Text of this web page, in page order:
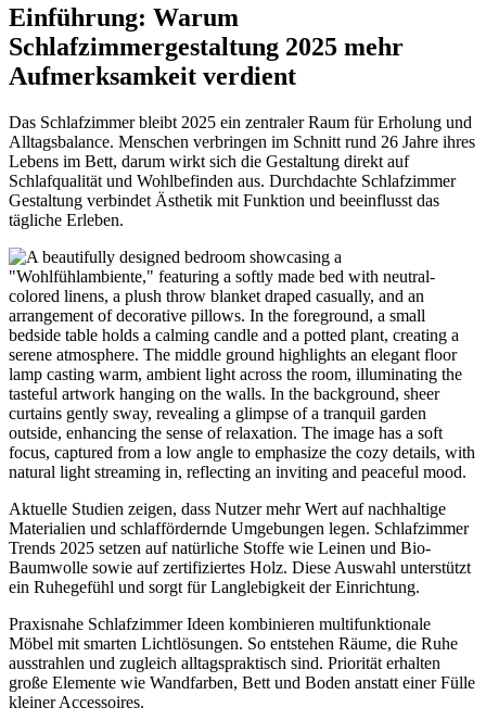
Einführung: Warum
Schlafzimmergestaltung 2025 mehr
Aufmerksamkeit verdient
Das Schlafzimmer bleibt 2025 ein zentraler Raum für Erholung und
Alltagsbalance. Menschen verbringen im Schnitt rund 26 Jahre ihres
Lebens im Bett, darum wirkt sich die Gestaltung direkt auf
Schlafqualität und Wohlbefinden aus. Durchdachte Schlafzimmer
Gestaltung verbindet Ästhetik mit Funktion und beeinflusst das
tägliche Erleben.
Aktuelle Studien zeigen, dass Nutzer mehr Wert auf nachhaltige
Materialien und schlaffördernde Umgebungen legen. Schlafzimmer
Trends 2025 setzen auf natürliche Stoffe wie Leinen und Bio-
Baumwolle sowie auf zertifiziertes Holz. Diese Auswahl unterstützt
ein Ruhegefühl und sorgt für Langlebigkeit der Einrichtung.
Praxisnahe Schlafzimmer Ideen kombinieren multifunktionale
Möbel mit smarten Lichtlösungen. So entstehen Räume, die Ruhe
ausstrahlen und zugleich alltagspraktisch sind. Priorität erhalten
große Elemente wie Wandfarben, Bett und Boden anstatt einer Fülle
kleiner Accessoires.